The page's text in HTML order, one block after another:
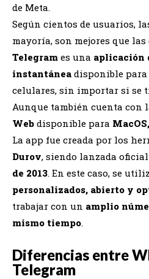
de Meta.
Según cientos de usuarios,
mayoría, son mejores que
Telegram es una aplicación
instantánea disponible
celulares, sin importar si se
Aunque también cuenta con
Web disponible para
La app fue creada por los
Durov, siendo lanzada
de 2013. En este caso, se
personalizados, abierto y
trabajar con un amplio
mismo tiempo.
Diferencias entre
Telegram